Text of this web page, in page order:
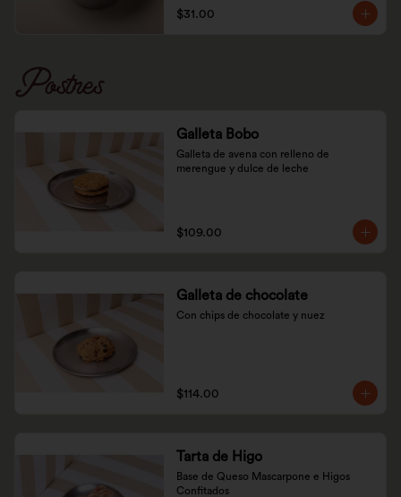
$31.00
Postres
Galleta Bobo
Galleta de avena con relleno de
merengue y dulce de leche
$109.00
Galleta de chocolate
Con chips de chocolate y nuez
$114.00
Tarta de Higo
Base de Queso Mascarpone e Higos
Confitados